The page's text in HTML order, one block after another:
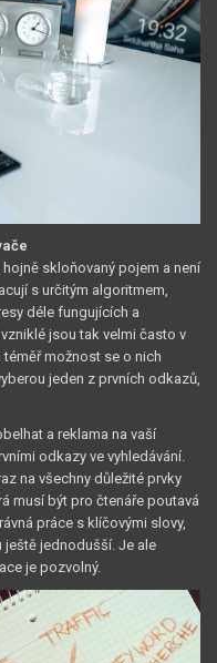
skloňovaný pojem a není
s určitým algoritmem,
déle fungujících a
jsou tak velmi často v
možnost se o nich
jeden z prvních odkazů,
a reklama na vaší
odkazy ve vyhledávání.
na všechny důležité prvky
musí být pro čtenáře poutavá
práce s klíčovými slovy,
ještě jednodušší. Je ale
je pozvolný.